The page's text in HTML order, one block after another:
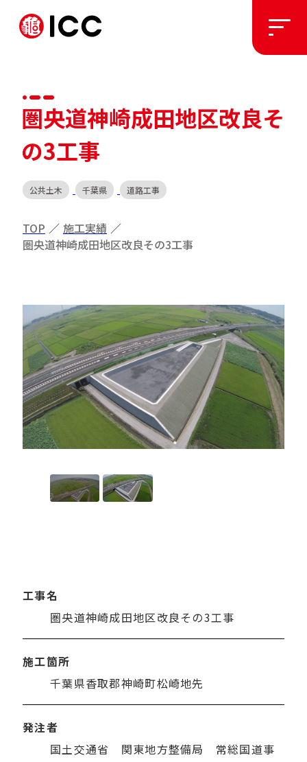
施工実績
私たちについて
お知らせ
プライバシーポリシー
セキュリティポリシー
圏央道神崎成田地区改良そ
の3工事
公共土木 千葉県 道路工事
TOP ／ 施工実績 ／
圏央道神崎成田地区改良その3工事
工事名
圏央道神崎成田地区改良その3工事
施工箇所
千葉県香取郡神崎町松崎地先
発注者
国土交通省 関東地方整備局 常総国道事